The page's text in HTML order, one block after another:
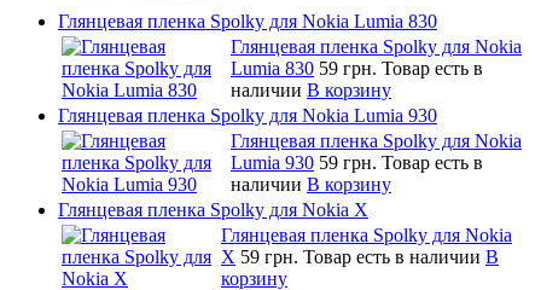
Глянцевая пленка Spolky для Nokia Lumia 830
Глянцевая пленка Spolky для Nokia
Lumia 830 59 грн. Товар есть в
наличии В корзину
Глянцевая пленка Spolky для Nokia Lumia 930
Глянцевая пленка Spolky для Nokia
Lumia 930 59 грн. Товар есть в
наличии В корзину
Глянцевая пленка Spolky для Nokia X
Глянцевая пленка Spolky для Nokia
X 59 грн. Товар есть в наличии В
корзину